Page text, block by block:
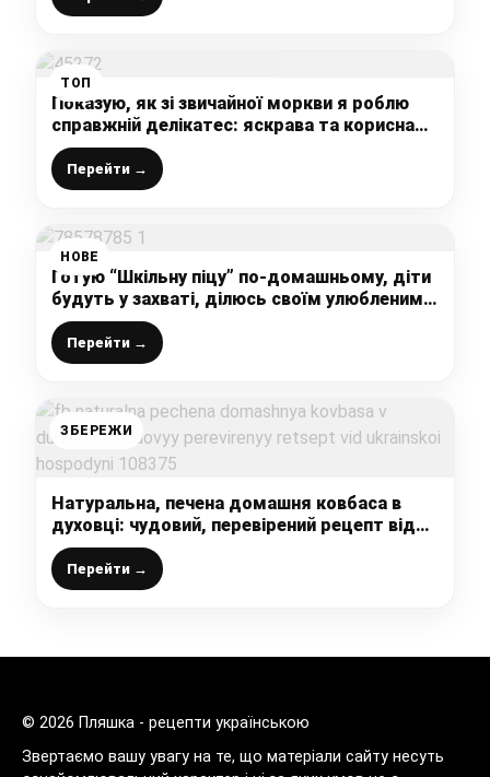
ТОП
Показую, як зі звичайної моркви я роблю
справжній делікатес: яскрава та корисна
закуска до святкового столу із простих
інгредієнтів
Перейти →
НОВЕ
Готую “Шкільну піцу” по-домашньому, діти
будуть у захваті, ділюсь своїм улюбленим
рецептом приготування
Перейти →
ЗБЕРЕЖИ
Натуральна, печена домашня ковбаса в
духовці: чудовий, перевірений рецепт від
української господині
Перейти →
© 2026 Пляшка - рецепти українською
Звертаємо вашу увагу на те, що матеріали сайту несуть